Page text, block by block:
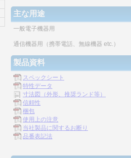
主な用途
一般電子機器用
通信機器用（携帯電話、無線機器 etc.）
製品資料
スペックシート
特性データ
寸法図（外形、推奨ランド等）
信頼性
梱包
使用上の注意
当社製品に関するお断り
品番表記法